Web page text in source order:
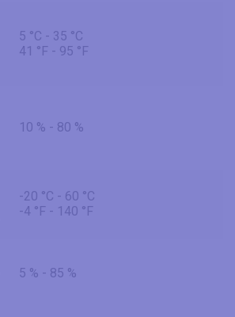
5 °C - 35 °C
41 °F - 95 °F
10 % - 80 %
-20 °C - 60 °C
-4 °F - 140 °F
5 % - 85 %